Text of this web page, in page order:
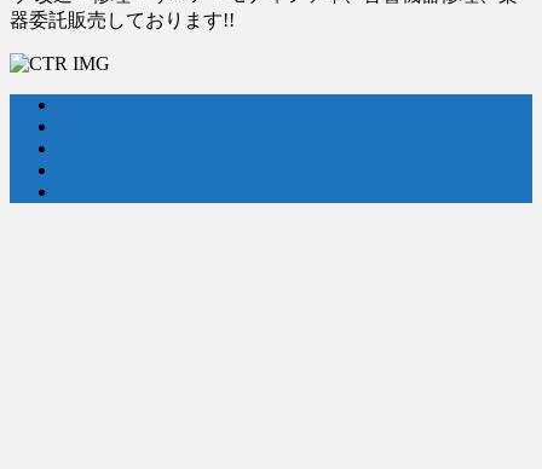
器委託販売しております!!